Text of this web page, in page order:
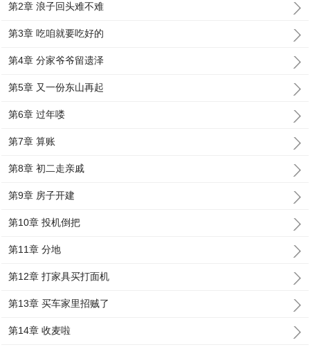
第2章 浪子回头难不难
第3章 吃咱就要吃好的
第4章 分家爷爷留遗泽
第5章 又一份东山再起
第6章 过年喽
第7章 算账
第8章 初二走亲戚
第9章 房子开建
第10章 投机倒把
第11章 分地
第12章 打家具买打面机
第13章 买车家里招贼了
第14章 收麦啦